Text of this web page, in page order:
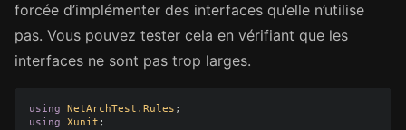
forcée d’implémenter des interfaces qu’elle n’utilise
pas. Vous pouvez tester cela en vérifiant que les
interfaces ne sont pas trop larges.
using NetArchTest.Rules ;
using
Xunit ;